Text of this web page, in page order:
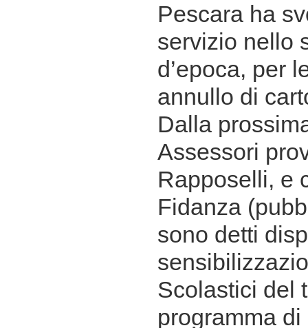
Pescara ha
servizio nello
d’epoca, per
annullo di
Dalla
Assessori
Rapposelli, e
Fidanza
sono detti
Scolastici del
programma